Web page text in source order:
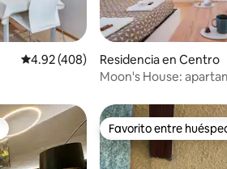
Calificación promedio: 4.92 de 5;
4.92 (408)
Residencia en Centro
Moon's House:
Favorito entre
Favorito entre